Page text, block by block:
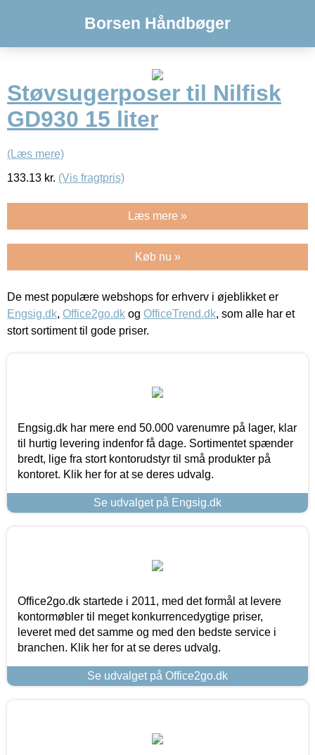
Borsen Håndbøger
Støvsugerposer til Nilfisk
GD930 15 liter
(Læs mere)
133.13 kr. (Vis fragtpris)
Læs mere »
Køb nu »
De mest populære webshops for erhverv i øjeblikket er
Engsig.dk, Office2go.dk og OfficeTrend.dk, som alle har et
stort sortiment til gode priser.
Engsig.dk har mere end 50.000 varenumre på lager, klar
til hurtig levering indenfor få dage. Sortimentet spænder
bredt, lige fra stort kontorudstyr til små produkter på
kontoret. Klik her for at se deres udvalg.
Se udvalget på Engsig.dk
Office2go.dk startede i 2011, med det formål at levere
kontormøbler til meget konkurrencedygtige priser,
leveret med det samme og med den bedste service i
branchen. Klik her for at se deres udvalg.
Se udvalget på Office2go.dk